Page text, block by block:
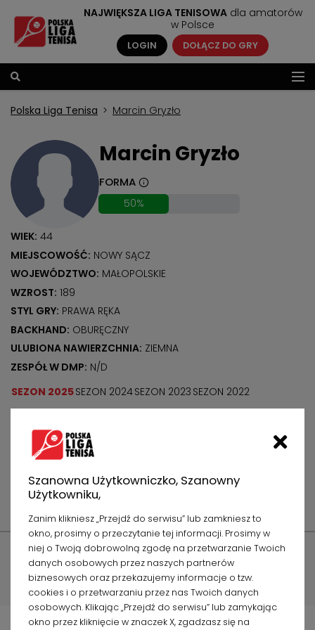
NAJWIĘKSZA LIGA TENISOWAdla amatorów
w Polsce
LOGIN DOŁĄCZ DO GRY
Polska Liga Tenisa Marcin Gryzło
Marcin Gryzło
FORMA
50%
WIEK: 44
MIEJSCOWOŚĆ: NOWY SĄCZ
WOJEWÓDZTWO: MAŁOPOLSKIE
WZROST: 189
STYL GRY: PRAWA RĘKA
BACKHAND: OBURĘCZNY
ULUBIONA NAWIERZCHNIA: ZIEMNA
ZESPÓŁ W DMP: N/D
SEZON 2025SEZON 2024SEZON 2023 SEZON 2022
201 Ranking Wszechczasów
Wyniki Zaplanowane mecze Statystyki
Wiadomości Mecze w TV
Szanowna Użytkowniczko, Szanowny
Użytkowniku,
Zanim klikniesz „Przejdź do serwisu” lub zamkniesz to
okno, prosimy o przeczytanie tej informacji. Prosimy w
niej o Twoją dobrowolną zgodę na przetwarzanie Twoich
danych osobowych przez naszych partnerów
biznesowych oraz przekazujemy informacje o tzw.
cookies i o przetwarzaniu przez nas Twoich danych
osobowych. Klikając „Przejdź do serwisu” lub zamykając
okno przez kliknięcie w znaczek X, zgadzasz się na